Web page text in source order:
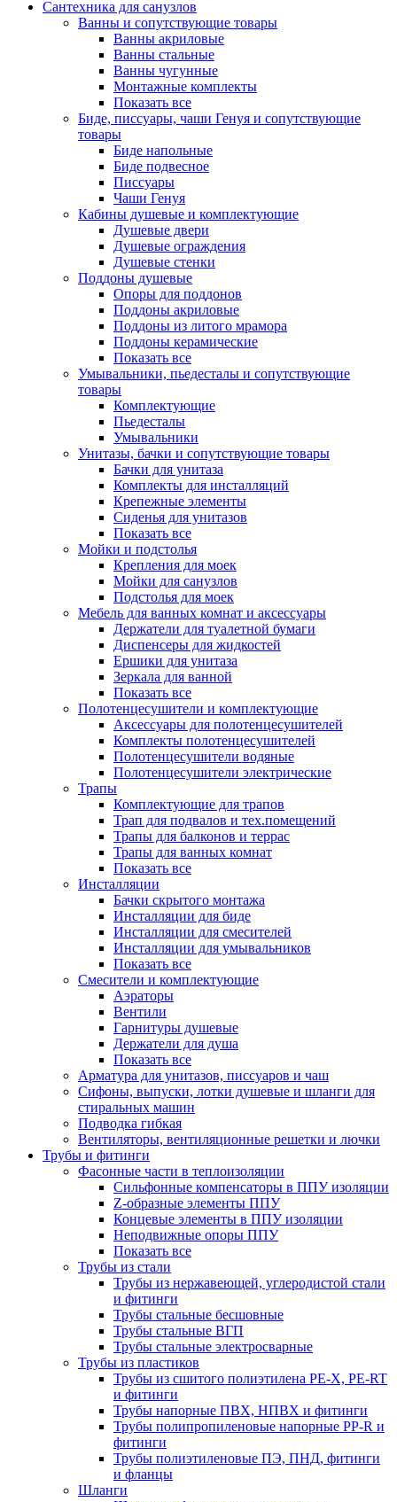
Сантехника для санузлов
Ванны и сопутствующие товары
Ванны акриловые
Ванны стальные
Ванны чугунные
Монтажные комплекты
Показать все
Биде, писсуары, чаши Генуя и сопутствующие
товары
Биде напольные
Биде подвесное
Писсуары
Чаши Генуя
Кабины душевые и комплектующие
Душевые двери
Душевые ограждения
Душевые стенки
Поддоны душевые
Опоры для поддонов
Поддоны акриловые
Поддоны из литого мрамора
Поддоны керамические
Показать все
Умывальники, пьедесталы и сопутствующие
товары
Комплектующие
Пьедесталы
Умывальники
Унитазы, бачки и сопутствующие товары
Бачки для унитаза
Комплекты для инсталляций
Крепежные элементы
Сиденья для унитазов
Показать все
Мойки и подстолья
Крепления для моек
Мойки для санузлов
Подстолья для моек
Мебель для ванных комнат и аксессуары
Держатели для туалетной бумаги
Диспенсеры для жидкостей
Ершики для унитаза
Зеркала для ванной
Показать все
Полотенцесушители и комплектующие
Аксессуары для полотенцесушителей
Комплекты полотенцесушителей
Полотенцесушители водяные
Полотенцесушители электрические
Трапы
Комплектующие для трапов
Трап для подвалов и тех.помещений
Трапы для балконов и террас
Трапы для ванных комнат
Показать все
Инсталляции
Бачки скрытого монтажа
Инсталляции для биде
Инсталляции для смесителей
Инсталляции для умывальников
Показать все
Смесители и комплектующие
Аэраторы
Вентили
Гарнитуры душевые
Держатели для душа
Показать все
Арматура для унитазов, писсуаров и чаш
Сифоны, выпуски, лотки душевые и шланги для
стиральных машин
Подводка гибкая
Вентиляторы, вентиляционные решетки и лючки
Трубы и фитинги
Фасонные части в теплоизоляции
Cильфонные компенсаторы в ППУ изоляции
Z-образные элементы ППУ
Концевые элементы в ППУ изоляции
Неподвижные опоры ППУ
Показать все
Трубы из стали
Трубы из нержавеющей, углеродистой стали
и фитинги
Трубы стальные бесшовные
Трубы стальные ВГП
Трубы стальные электросварные
Трубы из пластиков
Трубы из сшитого полиэтилена PE-X, PE-RT
и фитинги
Трубы напорные ПВХ, НПВХ и фитинги
Трубы полипропиленовые напорные PP-R и
фитинги
Трубы полиэтиленовые ПЭ, ПНД, фитинги
и фланцы
Шланги